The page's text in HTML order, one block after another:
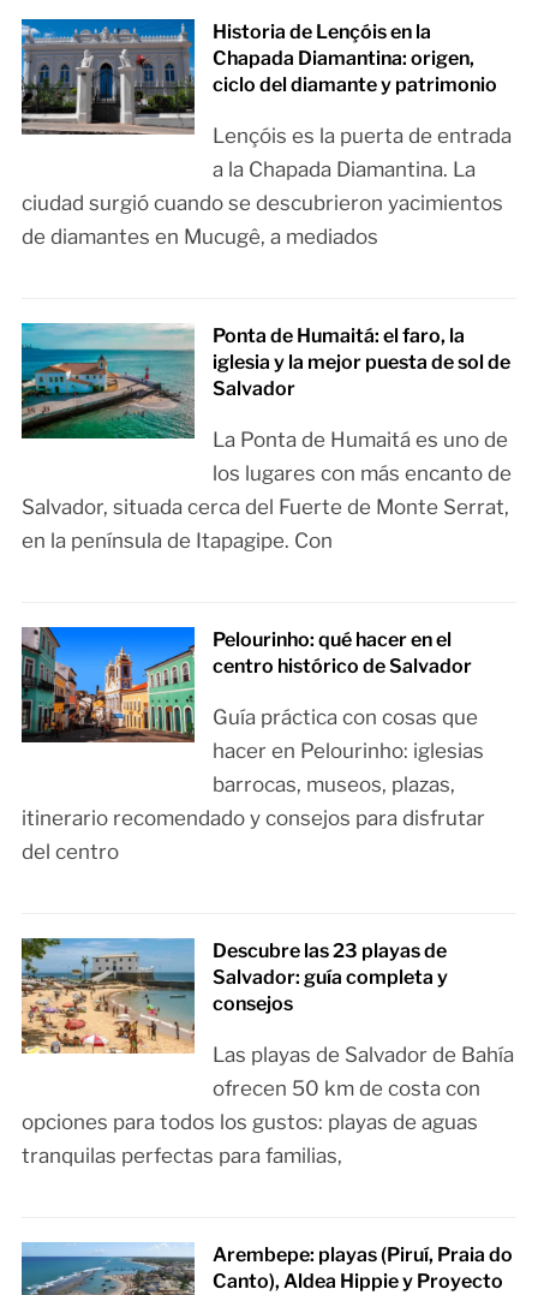
Historia de Lençóis en la
Chapada Diamantina: origen,
ciclo del diamante y patrimonio
Lençóis es la puerta de entrada
a la Chapada Diamantina. La
ciudad surgió cuando se descubrieron yacimientos
de diamantes en Mucugê, a mediados
Ponta de Humaitá: el faro, la
iglesia y la mejor puesta de sol de
Salvador
La Ponta de Humaitá es uno de
los lugares con más encanto de
Salvador, situada cerca del Fuerte de Monte Serrat,
en la península de Itapagipe. Con
Pelourinho: qué hacer en el
centro histórico de Salvador
Guía práctica con cosas que
hacer en Pelourinho: iglesias
barrocas, museos, plazas,
itinerario recomendado y consejos para disfrutar
del centro
Descubre las 23 playas de
Salvador: guía completa y
consejos
Las playas de Salvador de Bahía
ofrecen 50 km de costa con
opciones para todos los gustos: playas de aguas
tranquilas perfectas para familias,
Arembepe: playas (Piruí, Praia do
Canto), Aldea Hippie y Proyecto